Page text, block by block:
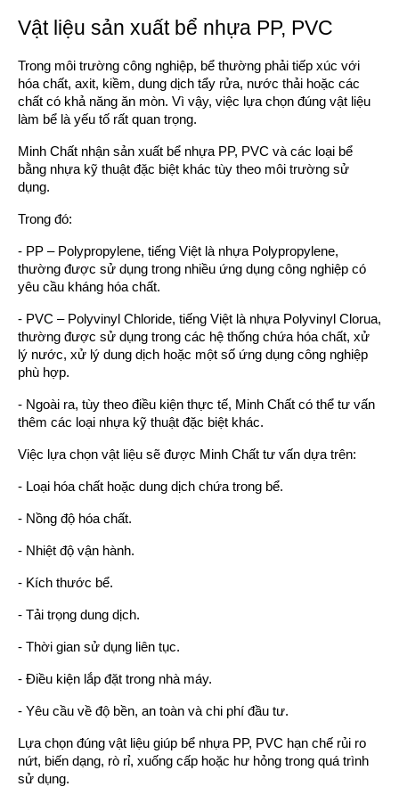
Vật liệu sản xuất bể nhựa PP, PVC
Trong môi trường công nghiệp, bể thường phải tiếp xúc với
hóa chất, axit, kiềm, dung dịch tẩy rửa, nước thải hoặc các
chất có khả năng ăn mòn. Vì vậy, việc lựa chọn đúng vật liệu
làm bể là yếu tố rất quan trọng.
Minh Chất nhận sản xuất bể nhựa PP, PVC và các loại bể
bằng nhựa kỹ thuật đặc biệt khác tùy theo môi trường sử
dụng.
Trong đó:
- PP – Polypropylene, tiếng Việt là nhựa Polypropylene,
thường được sử dụng trong nhiều ứng dụng công nghiệp có
yêu cầu kháng hóa chất.
- PVC – Polyvinyl Chloride, tiếng Việt là nhựa Polyvinyl Clorua,
thường được sử dụng trong các hệ thống chứa hóa chất, xử
lý nước, xử lý dung dịch hoặc một số ứng dụng công nghiệp
phù hợp.
- Ngoài ra, tùy theo điều kiện thực tế, Minh Chất có thể tư vấn
thêm các loại nhựa kỹ thuật đặc biệt khác.
Việc lựa chọn vật liệu sẽ được Minh Chất tư vấn dựa trên:
- Loại hóa chất hoặc dung dịch chứa trong bể.
- Nồng độ hóa chất.
- Nhiệt độ vận hành.
- Kích thước bể.
- Tải trọng dung dịch.
- Thời gian sử dụng liên tục.
- Điều kiện lắp đặt trong nhà máy.
- Yêu cầu về độ bền, an toàn và chi phí đầu tư.
Lựa chọn đúng vật liệu giúp bể nhựa PP, PVC hạn chế rủi ro
nứt, biến dạng, rò rỉ, xuống cấp hoặc hư hỏng trong quá trình
sử dụng.